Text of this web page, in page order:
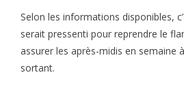
Selon les informations disponibles,
serait pressenti pour reprendre le
assurer les après-midis en semaine
sortant.